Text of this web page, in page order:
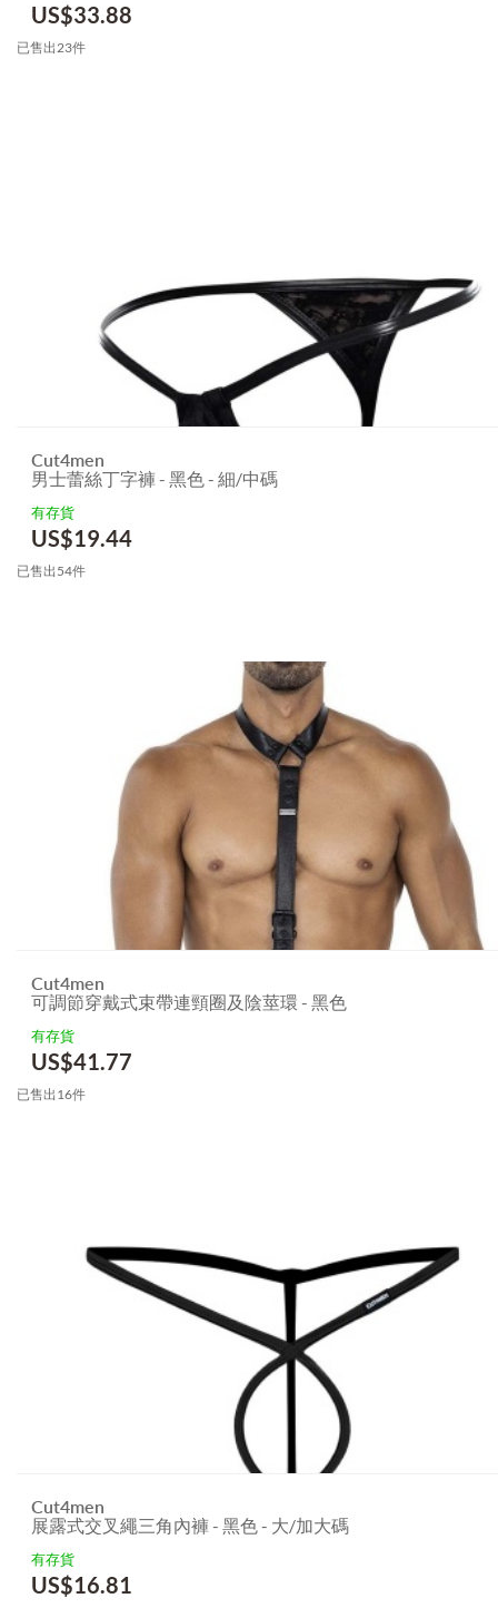
US$33.88
已售出23件
Cut4men
男士蕾絲丁字褲 - 黑色 - 細/中碼
有存貨
US$19.44
已售出54件
Cut4men
可調節穿戴式束帶連頸圈及陰莖環 - 黑色
有存貨
US$41.77
已售出16件
Cut4men
展露式交叉繩三角內褲 - 黑色 - 大/加大碼
有存貨
US$16.81